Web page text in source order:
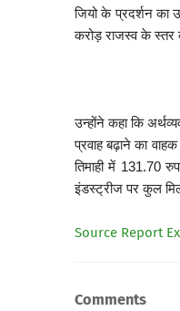
जियो के प्रदर्शन का
करोड़ राजस्व के स्तर
उन्होंने कहा कि
प्रवाह बढ़ाने का
तिमाही में 131.70
इंडस्ट्रीज पर कुल
Source Report
Comments